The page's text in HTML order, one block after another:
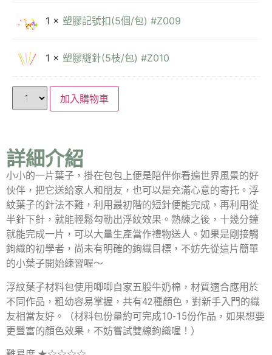
1 × 塑膠記號扣(5個/包) #Z009
1 × 塑膠縫針(5枝/包) #Z010
加入購物車
詳細介紹
小小的一片葉子，掛在包包上便是陪伴你看遍世界風景的好
伙伴，把它送給家人和朋友，也可以是充滿心意的寄托。浮
紋葉子的針法不難，利用最初階的短針便能完成，再利用從
半針下針，就能輕鬆勾勒出浮紋效果。熟練之後，十幾分鐘
就能完成一片，可以大量生產當作禮物送人。如果是剛接觸
鉤織的初學者，尚未有明確的鉤織目標，不妨先從這片簡單
的小葉子開始練習喔～
浮紋葉子材料包使用唧唧自家五股牛奶棉，材質適合應用於
不同作品，粗幼容易掌握，共有42種顏色，對新手入門的織
友相當友好。（材料包份量約可完成10-15份作品，如果想要
更豐富的顏色效果，不妨嘗試雙線鉤織喔！）